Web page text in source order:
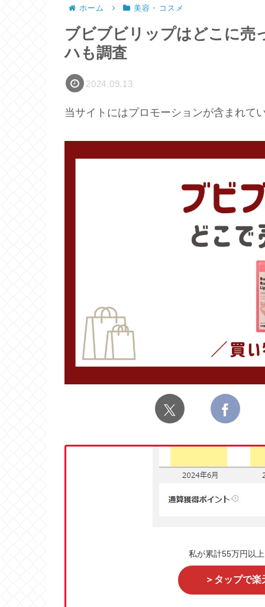
ホーム 美容・コスメ
ブビブビリップはどこに売
ハも調査
2024.09.13
当サイトにはプロモーションが含まれて
私が累計55万円以
＞タップで